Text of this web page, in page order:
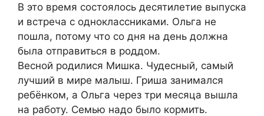
В это время состоялось десятилетие выпуска
и встреча с одноклассниками. Ольга не
пошла, потому что со дня на день должна
была отправиться в роддом.
Весной родилися Мишка. Чудесный, самый
лучший в мире малыш. Гриша занимался
ребёнком, а Ольга через три месяца вышла
на работу. Семью надо было кормить.